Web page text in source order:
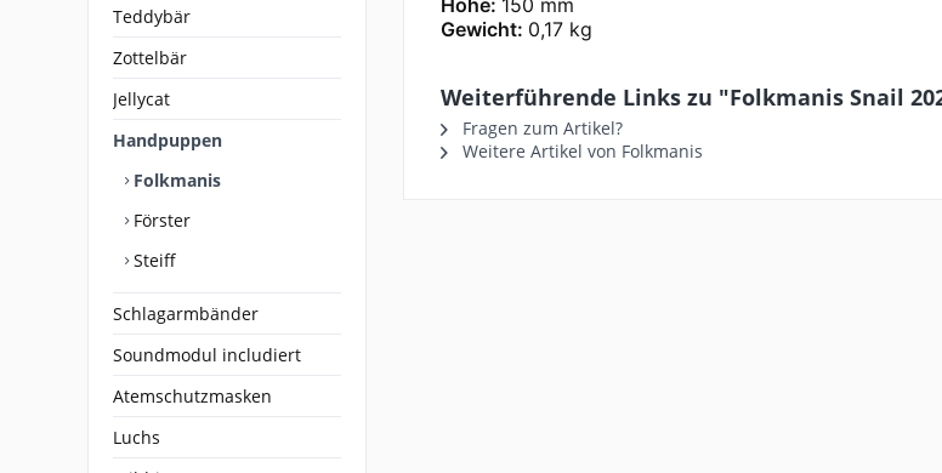
Teddybär
Zottelbär
Jellycat
Handpuppen
Folkmanis
Förster
Steiff
Schlagarmbänder
Soundmodul includiert
Atemschutzmasken
Luchs
Gewicht: 0,17 kg
Weiterführende Links zu "Folkmanis Snail
Fragen zum Artikel?
Weitere Artikel von Folkmanis